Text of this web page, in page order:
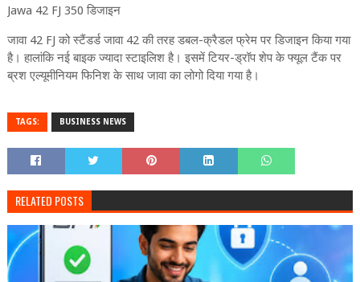
Jawa 42 FJ 350 डिजाइन
जावा 42 FJ को स्टैंडर्ड जावा 42 की तरह डबल-क्रैडल फ्रेम पर डिजाइन किया गया
है। हालांकि नई बाइक ज्यादा स्टाइलिश है। इसमें टियर-ड्रॉप शेप के फ्यूल टैंक पर
ब्रश एल्यूमीनियम फिनिश के साथ जावा का लोगो दिया गया है।
TAGS: BUSINESS NEWS
RELATED POSTS